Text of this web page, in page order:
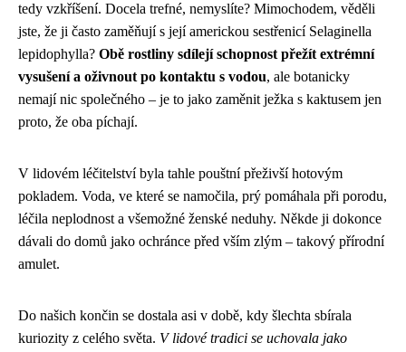
tedy vzkříšení. Docela trefné, nemyslíte? Mimochodem, věděli
jste, že ji často zaměňují s její americkou sestřenicí Selaginella
lepidophylla? Obě rostliny sdílejí schopnost přežít extrémní
vysušení a oživnout po kontaktu s vodou, ale botanicky
nemají nic společného – je to jako zaměnit ježka s kaktusem jen
proto, že oba píchají.
V lidovém léčitelství byla tahle pouštní přeživší hotovým
pokladem. Voda, ve které se namočila, prý pomáhala při porodu,
léčila neplodnost a všemožné ženské neduhy. Někde ji dokonce
dávali do domů jako ochránce před vším zlým – takový přírodní
amulet.
Do našich končin se dostala asi v době, kdy šlechta sbírala
kuriozity z celého světa. V lidové tradici se uchovala jako